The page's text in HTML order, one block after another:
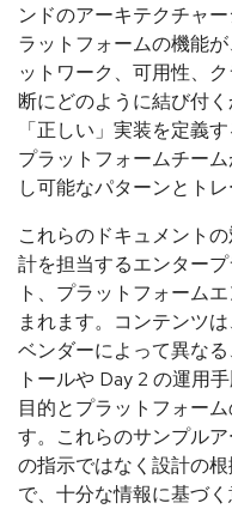
ンドのアーキテクチャ
ラットフォームの機能
ットワーク、可用性、
断にどのように結び付
「正しい」実装を定義
プラットフォームチー
し可能なパターンとト
これらのドキュメント
計を担当するエンター
ト、プラットフォーム
まれます。コンテンツ
ベンダーによって異な
トールや Day 2 の運用
目的とプラットフォー
す。これらのサンプル
の指示ではなく設計の
で、十分な情報に基づ